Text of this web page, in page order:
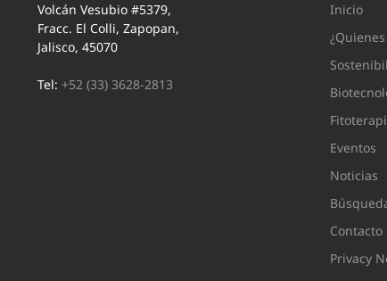
Volcán Vesubio #5379,
Fracc. El Colli, Zapopan,
Jalisco, 45070
Tel: +52 (33) 3628-2813
Inicio
Eventos
Noticias
Contacto
Privacy